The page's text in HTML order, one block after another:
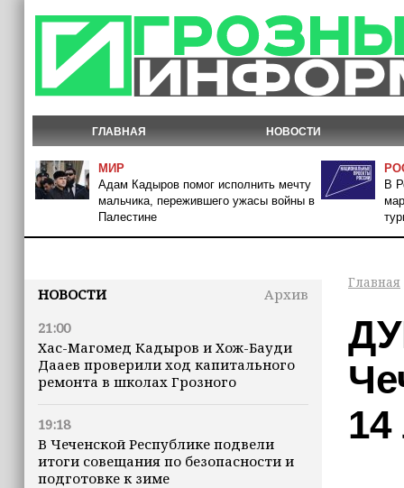
ГЛАВНАЯ НОВОСТИ
МИР
Адам Кадыров помог исполнить мечту
мальчика, пережившего ужасы войны в
Палестине
В
НОВОСТИ
Архив
21:00
Хас-Магомед Кадыров и Хож-Бауди
Дааев проверили ход капитального
ремонта в школах Грозного
19:18
В Чеченской Республике подвели
итоги совещания по безопасности и
подготовке к зиме
Главная
14